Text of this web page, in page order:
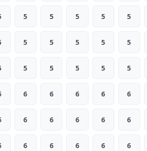
5 5 5 5 5
5 5 5 5 5
5 5 5 5 5
6 6 6 6 6
6 6 6 6 6
6 6 6 6 6